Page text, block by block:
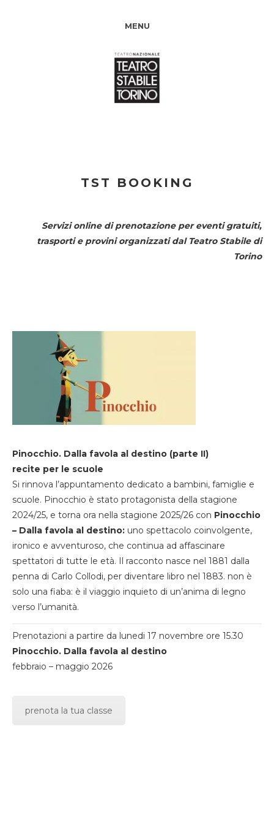
MENU
TST BOOKING
Servizi online di prenotazione per eventi gratuiti,
trasporti e provini organizzati dal Teatro Stabile di
Torino
Pinocchio. Dalla favola al destino (parte II)
recite per le scuole
Si rinnova l’appuntamento dedicato a bambini, famiglie e
scuole. Pinocchio è stato protagonista della stagione
2024/25, e torna ora nella stagione 2025/26 con Pinocchio
– Dalla favola al destino: uno spettacolo coinvolgente,
ironico e avventuroso, che continua ad affascinare
spettatori di tutte le età. Il racconto nasce nel 1881 dalla
penna di Carlo Collodi, per diventare libro nel 1883. non è
solo una fiaba: è il viaggio inquieto di un’anima di legno
verso l’umanità.
Prenotazioni a partire da lunedi 17 novembre ore 15.30
Pinocchio. Dalla favola al destino
febbraio – maggio 2026
prenota la tua classe